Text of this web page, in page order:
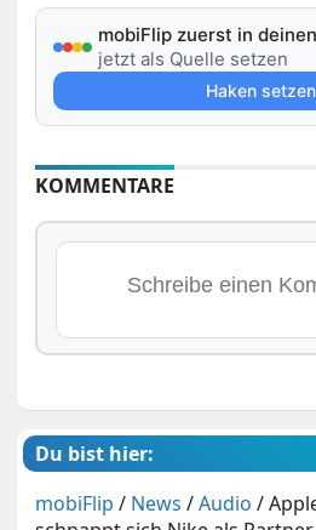
mobiFlip zuerst in
jetzt als Quelle setzen
Haken
KOMMENTARE
Du bist hier:
mobiFlip / News /Audio /